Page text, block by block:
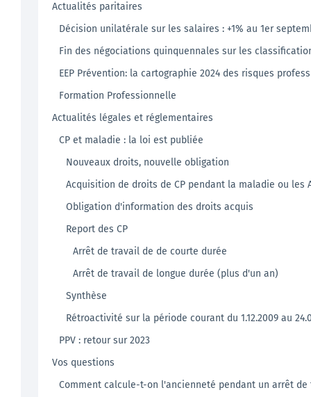
Actualités paritaires
Décision unilatérale sur les salaires : +1% au 1er
Fin des négociations quinquennales sur les
EEP Prévention: la cartographie 2024 des risques
Formation Professionnelle
Actualités légales et réglementaires
CP et maladie : la loi est publiée
Nouveaux droits, nouvelle obligation
Acquisition de droits de CP pendant la maladie ou les
Obligation d'information des droits acquis
Report des CP
Arrêt de travail de de courte durée
Arrêt de travail de longue durée (plus d'un an)
Synthèse
Rétroactivité sur la période courant du 1.12.2009 au
PPV : retour sur 2023
Vos questions
Comment calcule-t-on l'ancienneté pendant un arrêt de